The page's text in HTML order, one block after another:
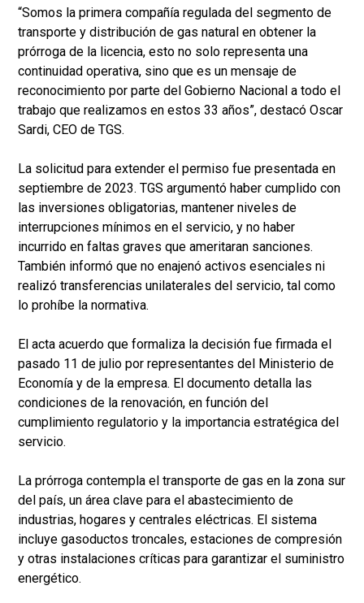
“Somos la primera compañía regulada del segmento de
transporte y distribución de gas natural en obtener la
prórroga de la licencia, esto no solo representa una
continuidad operativa, sino que es un mensaje de
reconocimiento por parte del Gobierno Nacional a todo el
trabajo que realizamos en estos 33 años”, destacó Oscar
Sardi, CEO de TGS.
La solicitud para extender el permiso fue presentada en
septiembre de 2023. TGS argumentó haber cumplido con
las inversiones obligatorias, mantener niveles de
interrupciones mínimos en el servicio, y no haber
incurrido en faltas graves que ameritaran sanciones.
También informó que no enajenó activos esenciales ni
realizó transferencias unilaterales del servicio, tal como
lo prohíbe la normativa.
El acta acuerdo que formaliza la decisión fue firmada el
pasado 11 de julio por representantes del Ministerio de
Economía y de la empresa. El documento detalla las
condiciones de la renovación, en función del
cumplimiento regulatorio y la importancia estratégica del
servicio.
La prórroga contempla el transporte de gas en la zona sur
del país, un área clave para el abastecimiento de
industrias, hogares y centrales eléctricas. El sistema
incluye gasoductos troncales, estaciones de compresión
y otras instalaciones críticas para garantizar el suministro
energético.